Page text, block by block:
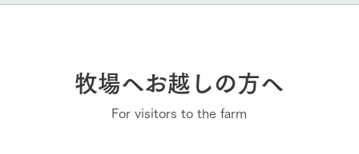
牧場へお越しの方へ
For visitors to the farm